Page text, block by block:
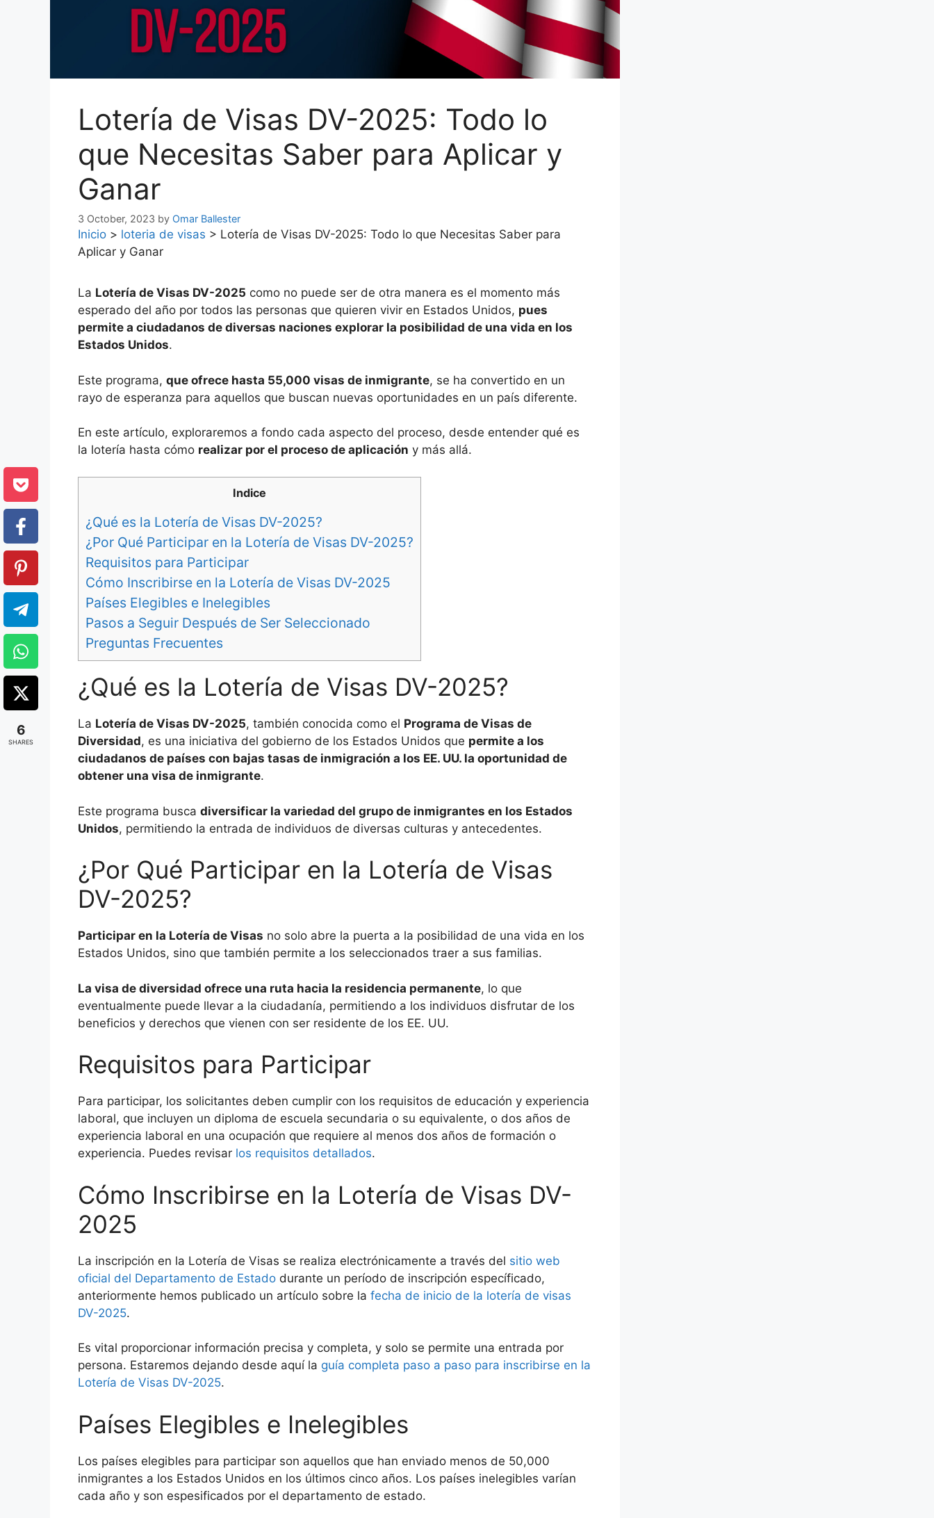
Lotería de Visas DV-2025: Todo lo
que Necesitas Saber para Aplicar y
Ganar
3 October, 2023 by Omar Ballester
Inicio > loteria de visas > Lotería de Visas DV-2025: Todo lo que Necesitas Saber para
Aplicar y Ganar
La Lotería de Visas DV-2025 como no puede ser de otra manera es el momento más
esperado del año por todos las personas que quieren vivir en Estados Unidos, pues
permite a ciudadanos de diversas naciones explorar la posibilidad de una vida en los
Estados Unidos.
Este programa, que ofrece hasta 55,000 visas de inmigrante, se ha convertido en un
rayo de esperanza para aquellos que buscan nuevas oportunidades en un país diferente.
En este artículo, exploraremos a fondo cada aspecto del proceso, desde entender qué es
la lotería hasta cómo realizar por el proceso de aplicación y más allá.
Indice
¿Qué es la Lotería de Visas DV-2025?
¿Por Qué Participar en la Lotería de Visas DV-2025?
Requisitos para Participar
Cómo Inscribirse en la Lotería de Visas DV-2025
Países Elegibles e Inelegibles
Pasos a Seguir Después de Ser Seleccionado
Preguntas Frecuentes
¿Qué es la Lotería de Visas DV-2025?
La Lotería de Visas DV-2025, también conocida como el Programa de Visas de
Diversidad, es una iniciativa del gobierno de los Estados Unidos que permite a los
ciudadanos de países con bajas tasas de inmigración a los EE. UU. la oportunidad de
obtener una visa de inmigrante.
Este programa busca diversificar la variedad del grupo de inmigrantes en los Estados
Unidos, permitiendo la entrada de individuos de diversas culturas y antecedentes.
¿Por Qué Participar en la Lotería de Visas
DV-2025?
Participar en la Lotería de Visas no solo abre la puerta a la posibilidad de una vida en los
Estados Unidos, sino que también permite a los seleccionados traer a sus familias.
La visa de diversidad ofrece una ruta hacia la residencia permanente, lo que
eventualmente puede llevar a la ciudadanía, permitiendo a los individuos disfrutar de los
beneficios y derechos que vienen con ser residente de los EE. UU.
Requisitos para Participar
Para participar, los solicitantes deben cumplir con los requisitos de educación y experiencia
laboral, que incluyen un diploma de escuela secundaria o su equivalente, o dos años de
experiencia laboral en una ocupación que requiere al menos dos años de formación o
experiencia. Puedes revisar los requisitos detallados.
Cómo Inscribirse en la Lotería de Visas DV-
2025
La inscripción en la Lotería de Visas se realiza electrónicamente a través del sitio web
oficial del Departamento de Estado durante un período de inscripción específicado,
anteriormente hemos publicado un artículo sobre la fecha de inicio de la lotería de visas
DV-2025.
Es vital proporcionar información precisa y completa, y solo se permite una entrada por
persona. Estaremos dejando desde aquí la guía completa paso a paso para inscribirse en la
Lotería de Visas DV-2025.
Países Elegibles e Inelegibles
Los países elegibles para participar son aquellos que han enviado menos de 50,000
inmigrantes a los Estados Unidos en los últimos cinco años. Los países inelegibles varían
cada año y son espesificados por el departamento de estado.
6
SHARES